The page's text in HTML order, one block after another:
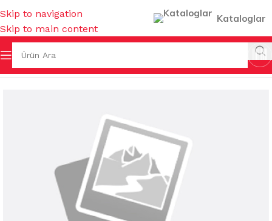
Skip to navigation
Skip to main content
Kataloglar
Ana Sayfa